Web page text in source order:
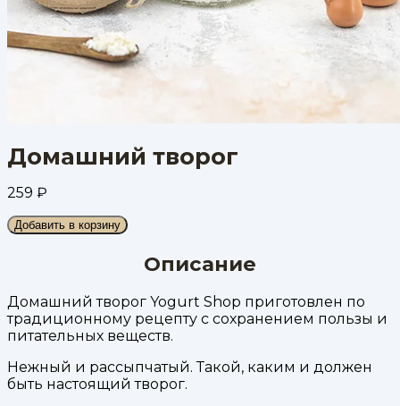
Домашний творог
259 ₽
Добавить в корзину
Описание
Домашний творог Yogurt Shop приготовлен по
традиционному рецепту с сохранением пользы и
питательных веществ.
Нежный и рассыпчатый. Такой, каким и должен
быть настоящий творог.